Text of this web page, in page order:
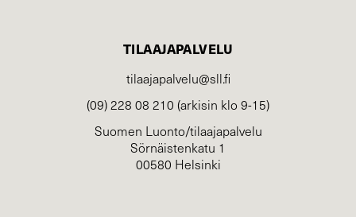
TILAAJAPALVELU
tilaajapalvelu@sll.fi
(09) 228 08 210 (arkisin klo 9-15)
Suomen Luonto/tilaajapalvelu
Sörnäistenkatu 1
00580 Helsinki